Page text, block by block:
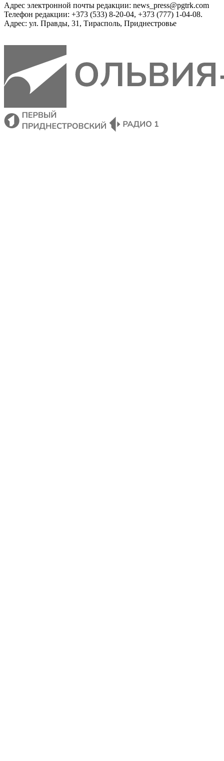
Адрес электронной почты редакции: news_press@pgtrk.com
Телефон редакции: +373 (533) 8-20-04, +373 (777) 1-04-08.
Адрес: ул. Правды, 31, Тирасполь, Приднестровье